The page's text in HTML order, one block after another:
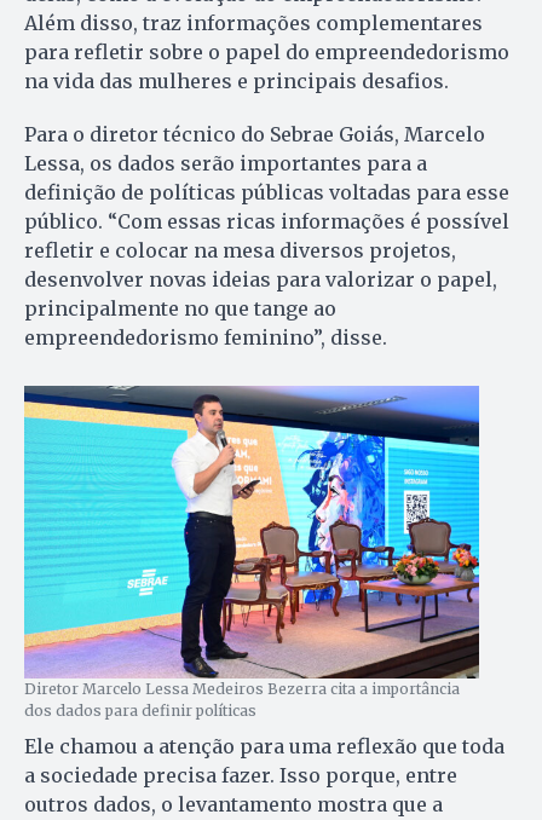
Além disso, traz informações complementares
para refletir sobre o papel do empreendedorismo
na vida das mulheres e principais desafios.
Para o diretor técnico do Sebrae Goiás, Marcelo
Lessa, os dados serão importantes para a
definição de políticas públicas voltadas para esse
público. “Com essas ricas informações é possível
refletir e colocar na mesa diversos projetos,
desenvolver novas ideias para valorizar o papel,
principalmente no que tange ao
empreendedorismo feminino”, disse.
Diretor Marcelo Lessa Medeiros Bezerra cita a importância
dos dados para definir políticas
Ele chamou a atenção para uma reflexão que toda
a sociedade precisa fazer. Isso porque, entre
outros dados, o levantamento mostra que a